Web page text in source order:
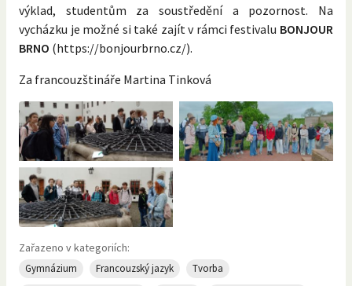
výklad, studentům za soustředění a pozornost. Na
vycházku je možné si také zajít v rámci festivalu BONJOUR
BRNO (https://bonjourbrno.cz/).
Za francouzštináře Martina Tinková
Zařazeno v kategoriích:
Gymnázium Francouzský jazyk
Tvorba